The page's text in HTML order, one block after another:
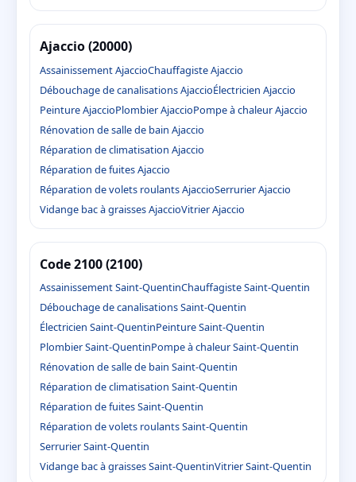
Ajaccio (20000)
Assainissement AjaccioChauffagiste Ajaccio
Débouchage de canalisations AjaccioÉlectricien Ajaccio
Peinture AjaccioPlombier AjaccioPompe à chaleur Ajaccio
Rénovation de salle de bain Ajaccio
Réparation de climatisation Ajaccio
Réparation de fuites Ajaccio
Réparation de volets roulants AjaccioSerrurier Ajaccio
Vidange bac à graisses AjaccioVitrier Ajaccio
Code 2100 (2100)
Assainissement Saint-QuentinChauffagiste Saint-Quentin
Débouchage de canalisations Saint-Quentin
Électricien Saint-QuentinPeinture Saint-Quentin
Plombier Saint-QuentinPompe à chaleur Saint-Quentin
Rénovation de salle de bain Saint-Quentin
Réparation de climatisation Saint-Quentin
Réparation de fuites Saint-Quentin
Réparation de volets roulants Saint-Quentin
Serrurier Saint-Quentin
Vidange bac à graisses Saint-QuentinVitrier Saint-Quentin